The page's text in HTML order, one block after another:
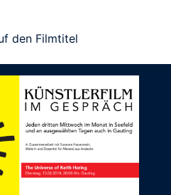
den Filmtitel